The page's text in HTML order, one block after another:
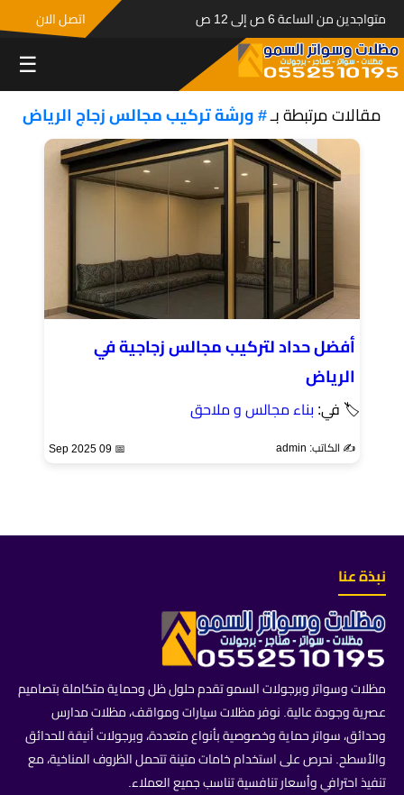
متواجدين من الساعة 6 ص إلى 12 ص اتصل الان
☰
مقالات مرتبطة بـ# ورشة تركيب مجالس زجاج الرياض
أفضل حداد لتركيب مجالس زجاجية في
الرياض
🏷 في: بناء مجالس و ملاحق
✍️ الكاتب: admin 📅 09 Sep 2025
نبذة عنا
مظلات وسواتر وبرجولات السمو تقدم حلول ظل وحماية متكاملة بتصاميم
عصرية وجودة عالية. نوفر مظلات سيارات ومواقف، مظلات مدارس
وحدائق، سواتر حماية وخصوصية بأنواع متعددة، وبرجولات أنيقة للحدائق
والأسطح. نحرص على استخدام خامات متينة تتحمل الظروف المناخية، مع
تنفيذ احترافي وأسعار تنافسية تناسب جميع العملاء.